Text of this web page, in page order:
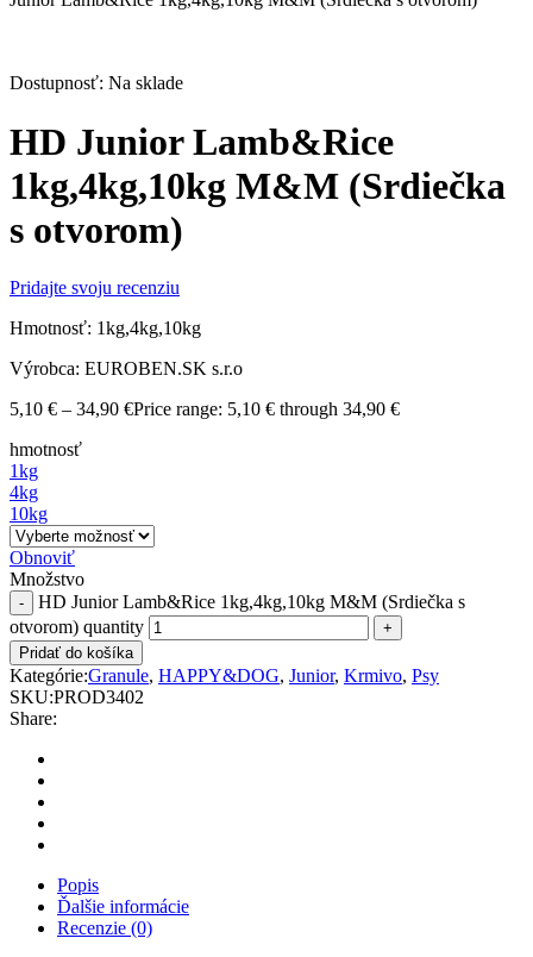
Dostupnosť: Na sklade
HD Junior Lamb&Rice
1kg,4kg,10kg M&M (Srdiečka
s otvorom)
Pridajte svoju recenziu
Hmotnosť: 1kg,4kg,10kg
Výrobca: EUROBEN.SK s.r.o
5,10 € – 34,90 €Price range: 5,10 € through 34,90 €
hmotnosť
1kg
4kg
10kg
Obnoviť
Množstvo
HD Junior Lamb&Rice 1kg,4kg,10kg M&M (Srdiečka s
otvorom) quantity
Pridať do košíka
Kategórie:Granule, HAPPY&DOG, Junior, Krmivo, Psy
SKU:PROD3402
Share:
Popis
Ďalšie informácie
Recenzie (0)